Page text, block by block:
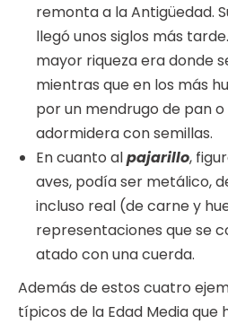
remonta a la Antigüedad.
llegó unos siglos más
mayor riqueza era donde
mientras que en los más
por un mendrugo de pan
adormidera con semillas.
En cuanto alpajarillo,
aves, podía ser metálico,
incluso real (de carne y
representaciones que se
atado con una cuerda.
Además de estos cuatro
típicos de la Edad Media